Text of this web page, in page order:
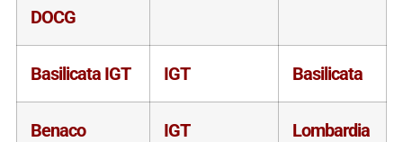
DOCG
Basilicata IGT IGT Basilicata
Benaco
IGT Lombardia